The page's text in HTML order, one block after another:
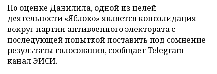
По оценке Данилила, одной из целей
деятельности «Яблоко» является консолидация
вокруг партии антивоенного электората с
последующей попыткой поставить под сомнение
результаты голосования, сообщаетTelegram-
канал ЭИСИ.